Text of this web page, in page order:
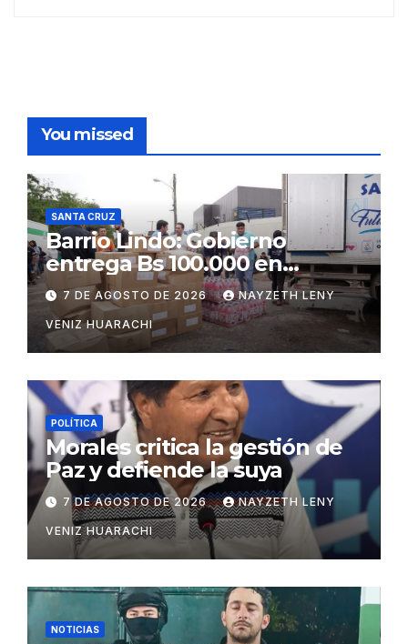
You missed
SANTA CRUZ
Barrio Lindo: Gobierno
entrega Bs 100.000 en
insumos para afectados
7 DE AGOSTO DE 2026 NAYZETH LENY
VENIZ HUARACHI
POLÍTICA
Morales critica la gestión de
Paz y defiende la suya
7 DE AGOSTO DE 2026 NAYZETH LENY
VENIZ HUARACHI
NOTICIAS